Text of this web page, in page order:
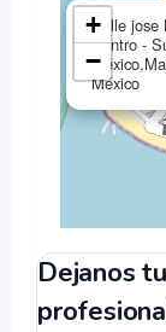
Calle jose
Centro -
México
+
−
Dejanos